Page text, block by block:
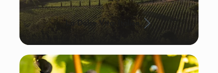
La Dolce Vita: Italien